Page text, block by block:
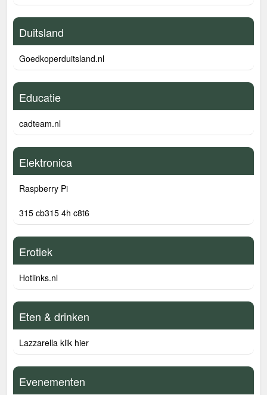
Duitsland
Goedkoperduitsland.nl
Educatie
cadteam.nl
Elektronica
Raspberry Pi
315 cb315 4h c8t6
Erotiek
Hotlinks.nl
Eten & drinken
Lazzarella klik hier
Evenementen